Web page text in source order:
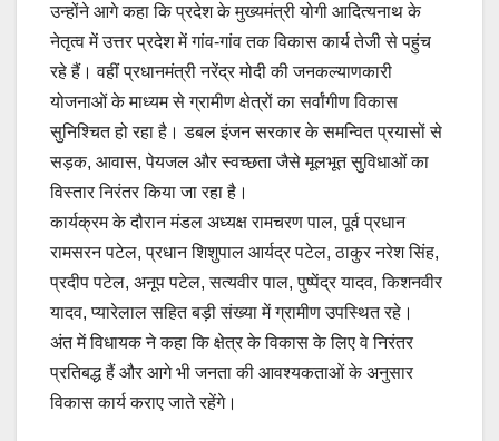
उन्होंने आगे कहा कि प्रदेश के मुख्यमंत्री योगी आदित्यनाथ के
नेतृत्व में उत्तर प्रदेश में गांव-गांव तक विकास कार्य तेजी से पहुंच
रहे हैं। वहीं प्रधानमंत्री नरेंद्र मोदी की जनकल्याणकारी
योजनाओं के माध्यम से ग्रामीण क्षेत्रों का सर्वांगीण विकास
सुनिश्चित हो रहा है। डबल इंजन सरकार के समन्वित प्रयासों से
सड़क, आवास, पेयजल और स्वच्छता जैसे मूलभूत सुविधाओं का
विस्तार निरंतर किया जा रहा है।
कार्यक्रम के दौरान मंडल अध्यक्ष रामचरण पाल, पूर्व प्रधान
रामसरन पटेल, प्रधान शिशुपाल आर्यद्र पटेल, ठाकुर नरेश सिंह,
प्रदीप पटेल, अनूप पटेल, सत्यवीर पाल, पुष्पेंद्र यादव, किशनवीर
यादव, प्यारेलाल सहित बड़ी संख्या में ग्रामीण उपस्थित रहे।
अंत में विधायक ने कहा कि क्षेत्र के विकास के लिए वे निरंतर
प्रतिबद्ध हैं और आगे भी जनता की आवश्यकताओं के अनुसार
विकास कार्य कराए जाते रहेंगे।